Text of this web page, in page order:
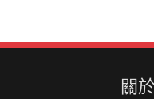
關